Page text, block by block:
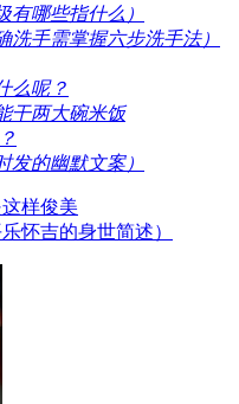
哪些指什么）
洗手需掌握六步洗手法）
么呢？
干两大碗米饭
的幽默文案）
样俊美
怀吉的身世简述）